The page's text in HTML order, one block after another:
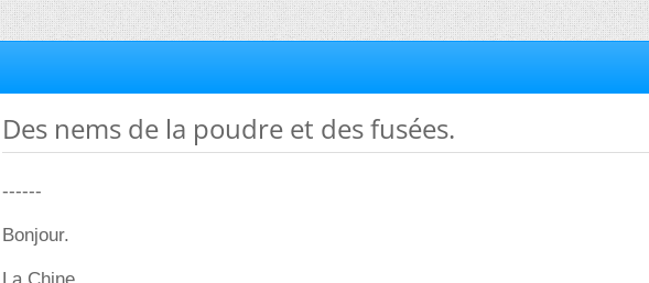
Des nems de la poudre et des fusées.
------
Bonjour.